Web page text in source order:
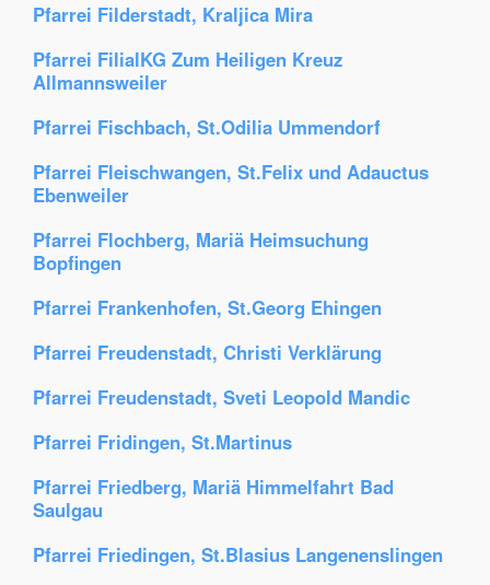
Pfarrei Filderstadt, Kraljica Mira
Pfarrei FilialKG Zum Heiligen Kreuz
Allmannsweiler
Pfarrei Fischbach, St.Odilia Ummendorf
Pfarrei Fleischwangen, St.Felix und Adauctus
Ebenweiler
Pfarrei Flochberg, Mariä Heimsuchung
Bopfingen
Pfarrei Frankenhofen, St.Georg Ehingen
Pfarrei Freudenstadt, Christi Verklärung
Pfarrei Freudenstadt, Sveti Leopold Mandic
Pfarrei Fridingen, St.Martinus
Pfarrei Friedberg, Mariä Himmelfahrt Bad
Saulgau
Pfarrei Friedingen, St.Blasius Langenenslingen